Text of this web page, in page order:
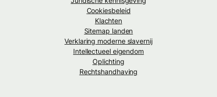
Cookiesbeleid
Klachten
Sitemap landen
Verklaring moderne slavernij
Intellectueel eigendom
Oplichting
Rechtshandhaving